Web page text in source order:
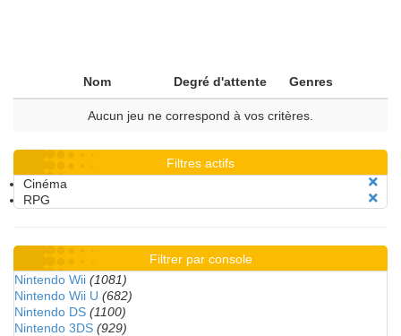
Nom Degré d'attente Genres
Aucun jeu ne correspond à vos critères.
Filtres actifs
Cinéma
RPG
Filtrer par console
Nintendo Wii (1081)
Nintendo Wii U (682)
Nintendo DS (1100)
Nintendo 3DS (929)